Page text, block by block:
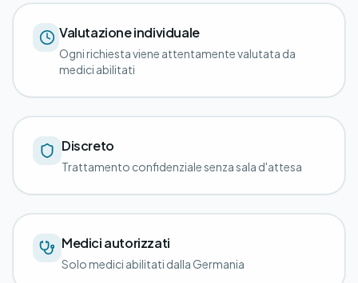
Valutazione individuale
Ogni richiesta viene attentamente valutata da
medici abilitati
Discreto
Trattamento confidenziale senza sala d'attesa
Medici autorizzati
Solo medici abilitati dalla Germania